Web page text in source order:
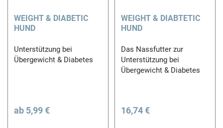
WEIGHT & DIABETIC
HUND
Unterstützung bei
Übergewicht & Diabetes
ab 5,99 €
WEIGHT & DIABTETIC
HUND
Das Nassfutter zur
Unterstützung bei
Übergewicht & Diabetes
16,74 €